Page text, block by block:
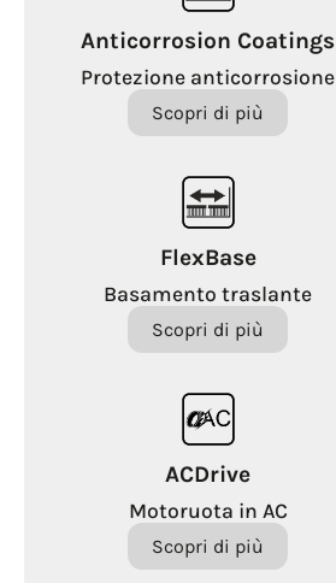
Anticorrosion Coatings
Protezione anticorrosione
Scopri di più
FlexBase
Basamento traslante
Scopri di più
ACDrive
Motoruota in AC
Scopri di più